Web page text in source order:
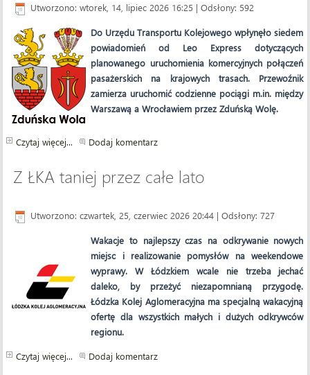
Utworzono: wtorek, 14, lipiec 2026 16:25 | Odsłony: 592
Do Urzędu Transportu Kolejowego wpłynęło siedem
powiadomień od Leo Express dotyczących
planowanego uruchomienia komercyjnych połączeń
pasażerskich na krajowych trasach. Przewoźnik
zamierza uruchomić codzienne pociągi m.in. między
Warszawą a Wrocławiem przez Zduńską Wolę.
Czytaj więcej... Dodaj komentarz
Z ŁKA taniej przez całe lato
Utworzono: czwartek, 25, czerwiec 2026 20:44 | Odsłony: 727
Wakacje to najlepszy czas na odkrywanie nowych
miejsc i realizowanie pomysłów na weekendowe
wyprawy. W Łódzkiem wcale nie trzeba jechać
daleko, by przeżyć niezapomnianą przygodę.
Łódzka Kolej Aglomeracyjna ma specjalną wakacyjną
ofertę dla wszystkich małych i dużych odkrywców
regionu.
Czytaj więcej... Dodaj komentarz